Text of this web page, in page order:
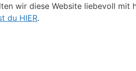
wir diese Website liebevoll mit
du HIER.